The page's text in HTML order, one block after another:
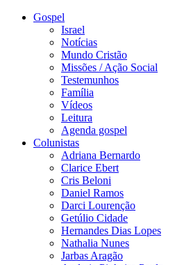
Gospel
Israel
Notícias
Mundo Cristão
Missões / Ação Social
Testemunhos
Família
Vídeos
Leitura
Agenda gospel
Colunistas
Adriana Bernardo
Clarice Ebert
Cris Beloni
Daniel Ramos
Darci Lourenção
Getúlio Cidade
Hernandes Dias Lopes
Nathalia Nunes
Jarbas Aragão